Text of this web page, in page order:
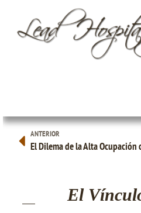
ANTERIOR
El Dilema de la Alta
El